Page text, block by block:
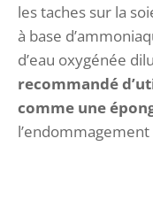
les taches sur la
à base
d’eau oxygénée
recommandé
comme une